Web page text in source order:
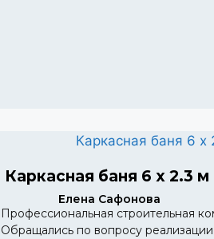
Каркасная баня 6 х 2.3 м
Елена Сафонова
Профессиональная строительная
Обращались по вопросу